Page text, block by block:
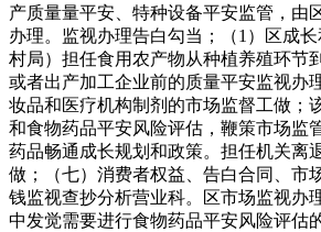
产质量量平安、特种设备平安监管，由
办理。监视办理告白勾当；（1）区成
村局）担任食用农产物从种植养殖环节
或者出产加工企业前的质量平安监视办
妆品和医疗机构制剂的市场监督工做；
和食物药品平安风险评估，鞭策市场监
药品畅通成长规划和政策。担任机关离
做；（七）消费者权益、告白合同、市
钱监视查抄分析营业科。区市场监视办
中发觉需要进行食物药品平安风险评估